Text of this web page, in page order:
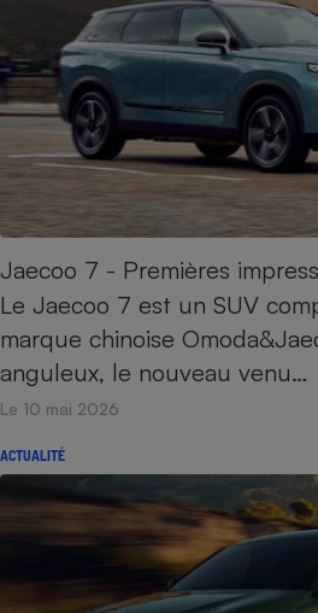
Jaecoo 7 - Premières
Le Jaecoo 7 est un SUV
marque chinoise
anguleux, le nouveau venu…
Le 10 mai 2026
ACTUALITÉ